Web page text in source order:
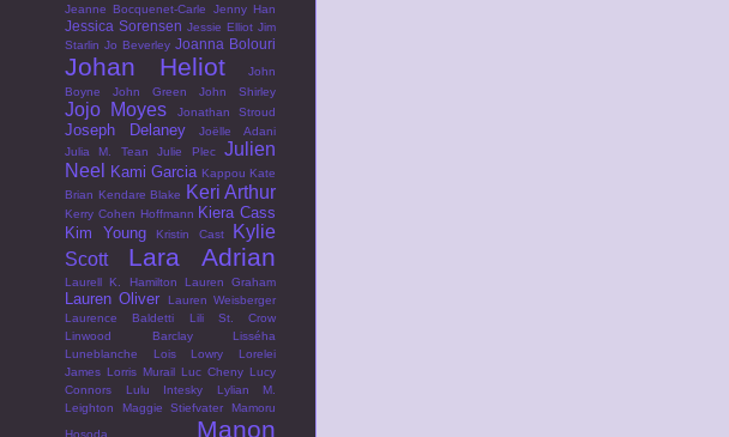
Jeanne Bocquenet-Carle Jenny Han
Jessica Sorensen Jessie Elliot Jim
Starlin Jo Beverley Joanna Bolouri
Johan Heliot
John
Boyne
John Green John Shirley
Jojo Moyes Jonathan Stroud
Joseph Delaney
Joëlle Adani
Julia M. Tean
Julie Plec
Julien
Neel Kami Garcia Kappou Kate
Brian Kendare Blake Keri Arthur
Kerry Cohen Hoffmann Kiera Cass
Kim Young
Kristin Cast
Kylie
Scott
Lara Adrian
Laurell K. Hamilton Lauren Graham
Lauren Oliver
Lauren Weisberger
Laurence Baldetti
Lili St. Crow
Linwood Barclay
Lisséha
Luneblanche
Lois Lowry
Lorelei
James Lorris Murail Luc Cheny Lucy
Connors
Lulu Intesky Lylian
M.
Leighton
Maggie Stiefvater
Mamoru
Hosoda
Manon